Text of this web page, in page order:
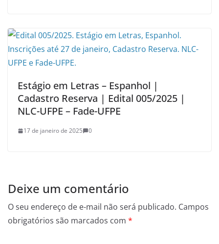
Estágio em Letras – Espanhol |
Cadastro Reserva | Edital 005/2025 |
NLC-UFPE – Fade-UFPE
17 de janeiro de 2025 0
Deixe um comentário
O seu endereço de e-mail não será publicado. Campos
obrigatórios são marcados com *